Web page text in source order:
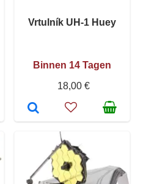
Vrtulník UH-1 Huey
Binnen 14 Tagen
18,00 €